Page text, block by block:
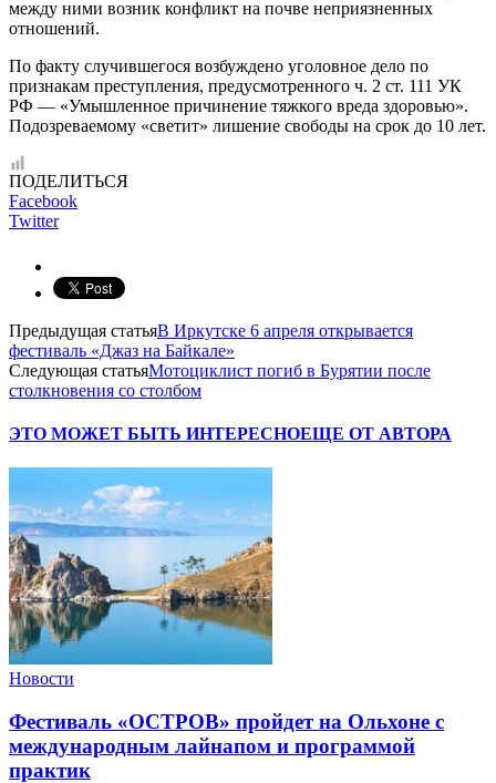
между ними возник конфликт на почве неприязненных
отношений.
По факту случившегося возбуждено уголовное дело по
признакам преступления, предусмотренного ч. 2 ст. 111 УК
РФ — «Умышленное причинение тяжкого вреда здоровью».
Подозреваемому «светит» лишение свободы на срок до 10 лет.
ПОДЕЛИТЬСЯ
Facebook
Twitter
Предыдущая статьяВ Иркутске 6 апреля открывается
фестиваль «Джаз на Байкале»
Следующая статьяМотоциклист погиб в Бурятии после
столкновения со столбом
ЭТО МОЖЕТ БЫТЬ ИНТЕРЕСНОЕЩЕ ОТ АВТОРА
Новости
Фестиваль «ОСТРОВ» пройдет на Ольхоне с
международным лайнапом и программой
практик